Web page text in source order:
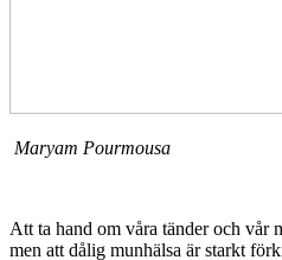
Maryam Pourmousa
Att ta hand om våra tänder och vår
men att dålig munhälsa är starkt